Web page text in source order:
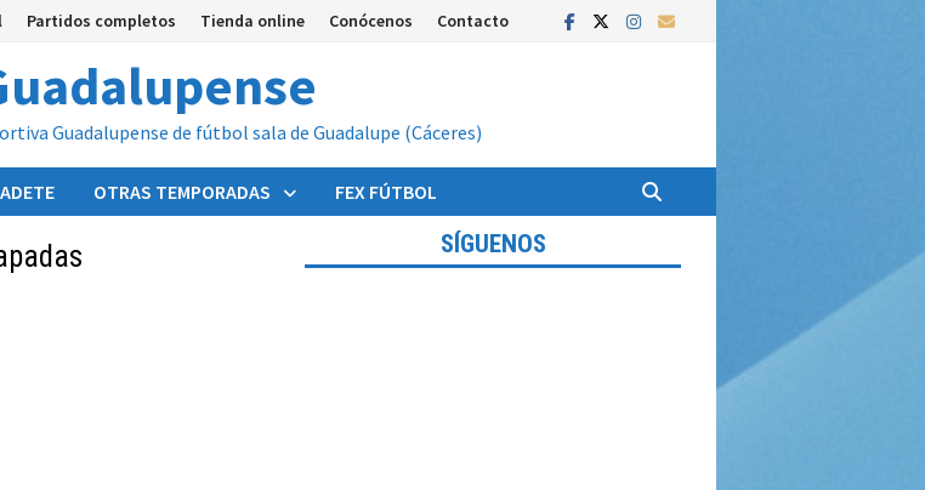
Partidos completos Tienda online Conócenos Contacto
Guadalupense de fútbol sala de Guadalupe (Cáceres)
OTRAS TEMPORADAS FEX FÚTBOL
SÍGUENOS